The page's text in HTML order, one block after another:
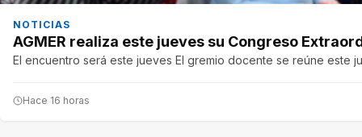
NOTICIAS
AGMER realiza este jueves su Congreso
El encuentro será este jueves El gremio docente se reúne este
Hace 16 horas